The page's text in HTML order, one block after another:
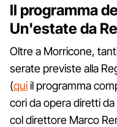
Il programma
Un'estate da Re
Oltre a Morricone,
serate previste alla
(quiil programma
cori da opera diretti
col direttore Marco